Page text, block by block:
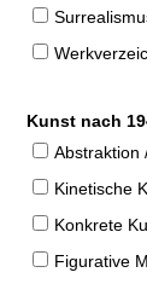
Kunst nach
Abstraktion
Kinetische
Konkrete
Figurative